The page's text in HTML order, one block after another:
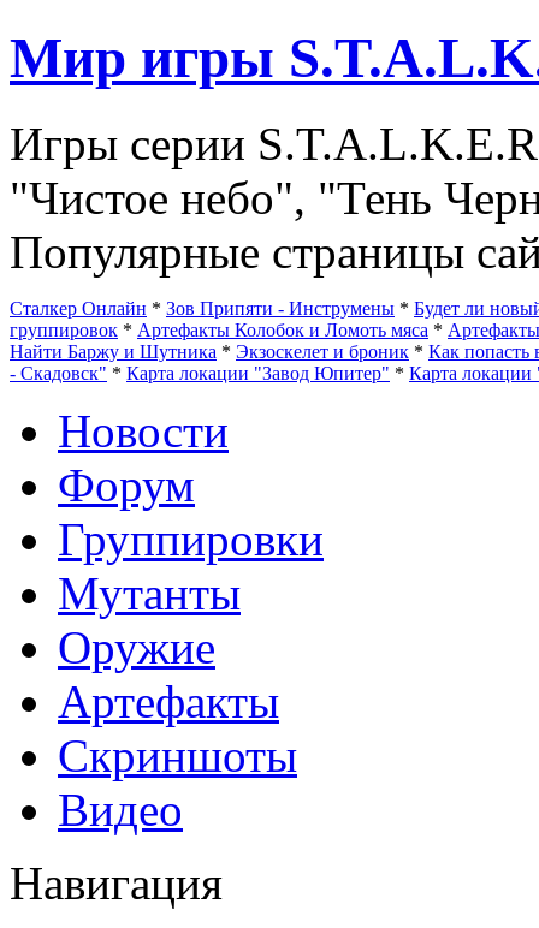
Мир игры
Игры серии
"Чистое небо", "Тень
Популярные страницы
Сталкер Онлайн * Зов Припяти - Инструмены * Будет ли
группировок * Артефакты Колобок и Ломоть мяса * Артефакты
Найти Баржу и Шутника * Экзоскелет и броник * Как попасть
- Скадовск" * Карта локации "Завод Юпитер" * Карта
Новости
Форум
Группировки
Мутанты
Оружие
Артефакты
Скриншоты
Видео
Навигация